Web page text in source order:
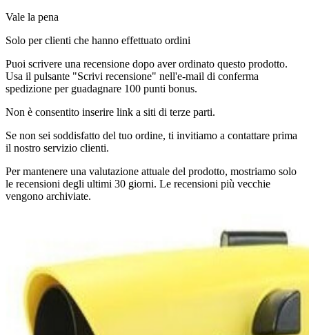
Vale la pena
Solo per clienti che hanno effettuato ordini
Puoi scrivere una recensione dopo aver ordinato questo prodotto.
Usa il pulsante "Scrivi recensione" nell'e-mail di conferma
spedizione per guadagnare 100 punti bonus.
Non è consentito inserire link a siti di terze parti.
Se non sei soddisfatto del tuo ordine, ti invitiamo a contattare prima
il nostro servizio clienti.
Per mantenere una valutazione attuale del prodotto, mostriamo solo
le recensioni degli ultimi 30 giorni. Le recensioni più vecchie
vengono archiviate.